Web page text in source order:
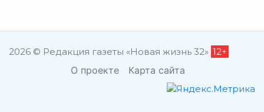
2026 © Редакция газеты «Новая жизнь 32» 12+
О проекте Карта сайта